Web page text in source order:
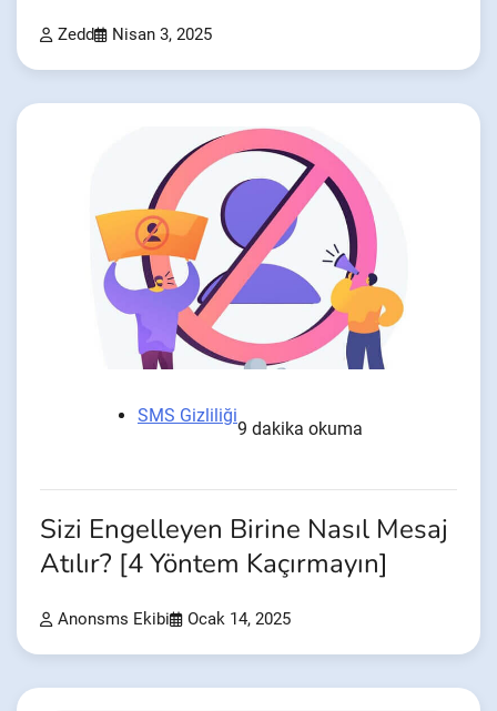
Zedd Nisan 3, 2025
SMS Gizliliği
9 dakika okuma
Sizi Engelleyen Birine Nasıl Mesaj
Atılır? [4 Yöntem Kaçırmayın]
Anonsms Ekibi Ocak 14, 2025